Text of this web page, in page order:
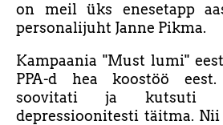
on meil üks enesetapp
personalijuht Janne Pikma.
Kampaania "Must lumi"
PPA-d hea koostöö
soovitati ja kutsuti
depressioonitesti täitma.